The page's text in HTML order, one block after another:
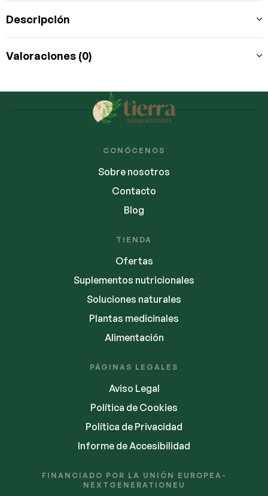
Descripción
Valoraciones (0)
CONÓCENOS
Sobre nosotros
Contacto
Blog
TIENDA
Ofertas
Suplementos nutricionales
Soluciones naturales
Plantas medicinales
Alimentación
PÁGINAS LEGALES
Aviso Legal
Política de Cookies
Política de Privacidad
Informe de Accesibilidad
FINANCIADO POR LA UNIÓN EUROPEA-
NEXTGENERATIONEU